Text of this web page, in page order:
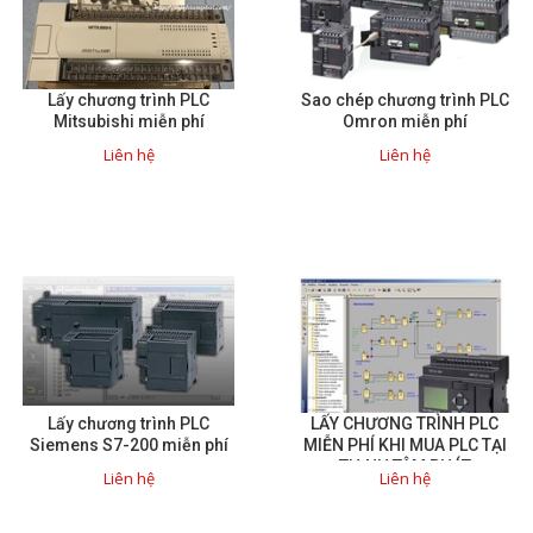
Lấy chương trình PLC
Mitsubishi miễn phí
Liên hệ
Sao chép chương trình PLC
Omron miễn phí
Liên hệ
Lấy chương trình PLC
Siemens S7-200 miễn phí
Liên hệ
LẤY CHƯƠNG TRÌNH PLC
MIỄN PHÍ KHI MUA PLC TẠI
THỊNH TÂM PHÁT
Liên hệ
Motor Servo / Driver Servo
Cáp lập trình PLC - HMI -
Servo
Cân Điện Tử
sát
Thiết bị cảnh báo
Thiết bị đo lường - Cảm biến
Bộ điều khiển nhiệt độ